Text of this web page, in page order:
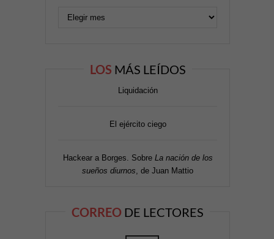
LOS MÁS LEÍDOS
Liquidación
El ejército ciego
Hackear a Borges. Sobre La nación de los
sueños diurnos , de Juan Mattio
CORREO DE LECTORES